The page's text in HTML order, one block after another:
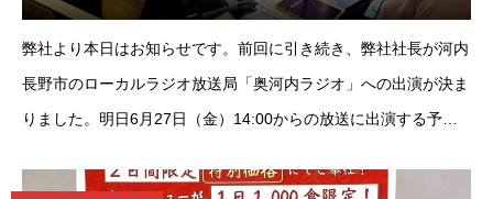
演が決定！
弊社より本日はお知らせです。前回に引き続き、弊社社長が河内
長野市のローカルラジオ放送局「奥河内ラジオ」への出演が決ま
りました。明日6月27日（金）14:00からの放送に出演する予定
に楽しみにしてるよ